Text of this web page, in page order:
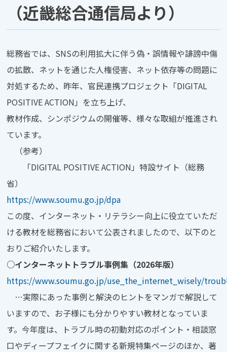
（近畿総合通信局より）
総務省では、SNSの利用拡大に伴う偽・誤情報や誹謗中傷
の拡散、ネットを通じた人権侵害、ネット依存等の問題に
対処するため、昨年、官民連携プロジェクト「DIGITAL
POSITIVE ACTION」を立ち上げ、
教材作成、シンポジウムの開催等、様々な取組が推進され
ています。
（参考）
「DIGITAL POSITIVE ACTION」特設サイト（総務
省）
https://www.soumu.go.jp/dpa
この度、インターネット・リテラシー向上に役立ていただ
ける教材を総務省において公表されましたので、以下のと
おりご紹介いたします。
○インターネットトラブル事例集（2026年版）
https://www.soumu.go.jp/use_the_internet_wisely/
…実際にあった事例と解決のヒントをマンガで解説して
いますので、お子様にも分かりやすい教材となっていま
す。今年度は、トラブル時の初動対応のポイント・相談窓
口やディープフェイクに関する新規特集ページのほか、著